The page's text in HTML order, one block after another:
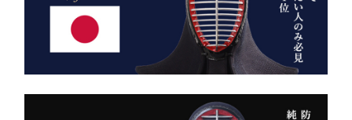
舗「小島染織」の藍布を使
深みある色合いと、驚くほ
どの軽やかさを兼ね備え、
手にした瞬間、ふわりと温
が集まる。
静かに、しかし確実に存在
感を放つ――それがベルベ
ットの力です。
派手ではない。だが、圧倒